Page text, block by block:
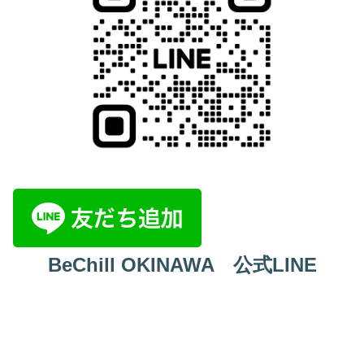
BeChill OKINAWA 公式LINE